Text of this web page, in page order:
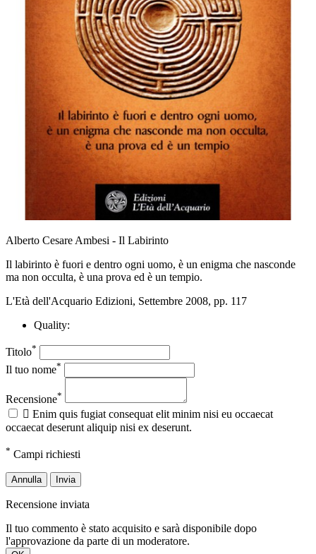
Alberto Cesare Ambesi - Il Labirinto
Il labirinto è fuori e dentro ogni uomo, è un enigma che nasconde
ma non occulta, è una prova ed è un tempio.
L'Età dell'Acquario Edizioni, Settembre 2008, pp. 117
Quality:
Titolo*
Il tuo nome*
Recensione*
 Enim quis fugiat consequat elit minim nisi eu occaecat
occaecat deserunt aliquip nisi ex deserunt.
* Campi richiesti
Annulla Invia
Recensione inviata
Il tuo commento è stato acquisito e sarà disponibile dopo
l'approvazione da parte di un moderatore.